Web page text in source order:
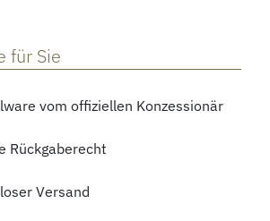
für Sie
vom offiziellen Konzessionär
Rückgaberecht
Versand